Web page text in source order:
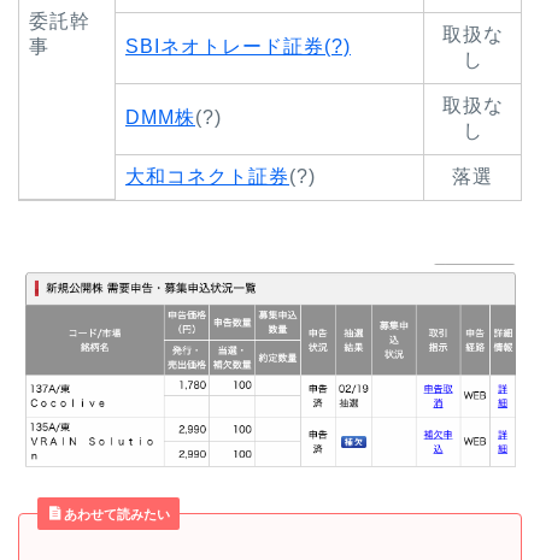
委託幹
事
SBIネオトレード証券(?)
取扱な
し
DMM株(?)
取扱な
し
大和コネクト証券(?) 落選
あわせて読みたい